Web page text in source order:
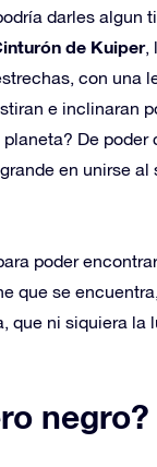
darles algun
de Kuiper,
con una
e inclinaran
De
grande en unirse al
poder
que se
que ni siquiera la
negro?